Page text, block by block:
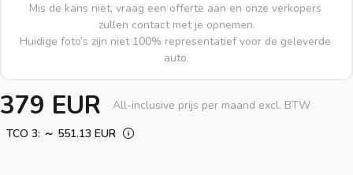
Mis de kans niet, vraag een offerte aan en onze verkopers
zullen contact met je opnemen.
Huidige foto’s zijn niet 100% representatief voor de geleverde
auto.
379 EUR
All-inclusive prijs per maand excl. BTW
TCO 3: ～ 551.13 EUR